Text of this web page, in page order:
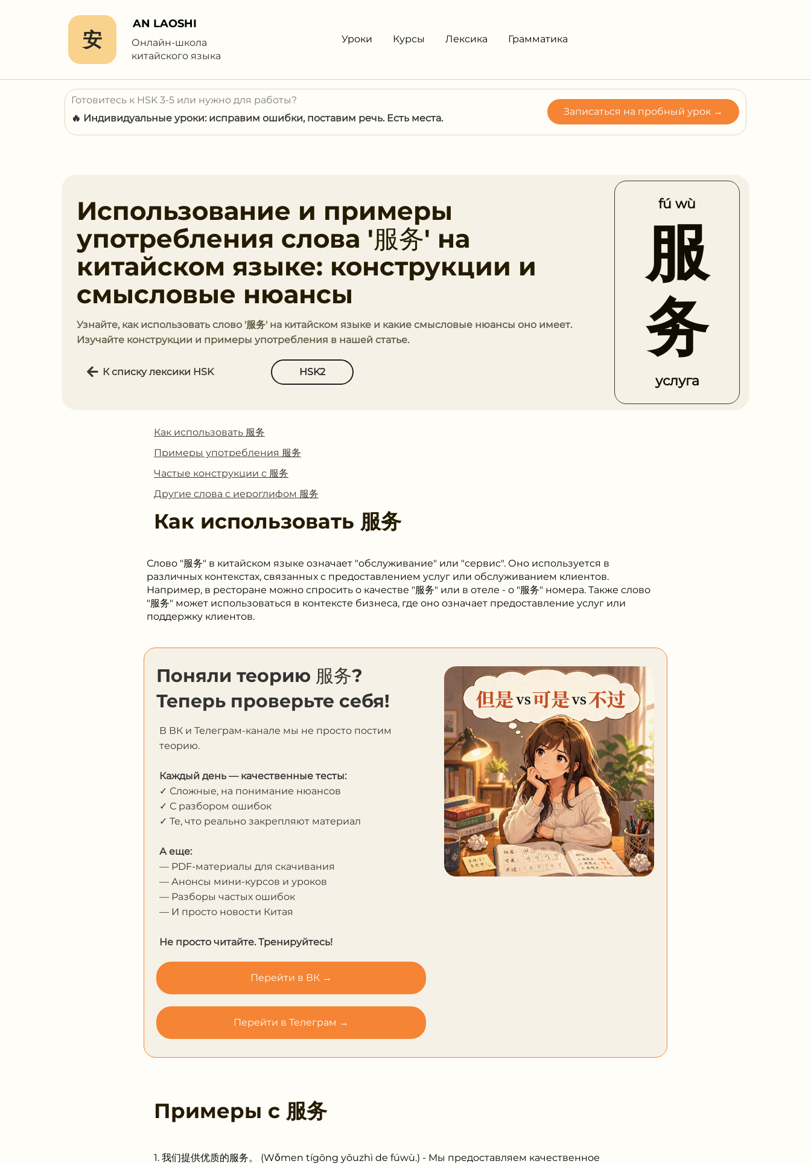
安
AN LAOSHI
Онлайн-школа
китайского языка
Уроки Курсы Лексика Грамматика
Готовитесь к HSK 3-5 или нужно для работы?
🔥 Индивидуальные уроки: исправим ошибки, поставим речь. Есть места.
Записаться на пробный урок →
Использование и примеры
употребления слова '服务' на
китайском языке: конструкции и
смысловые нюансы
Узнайте, как использовать слово '服务' на китайском языке и какие смысловые нюансы оно имеет.
Изучайте конструкции и примеры употребления в нашей статье.
К списку лексики HSK HSK2
fú wù
服
务
услуга
Как использовать 服务
Примеры употребления 服务
Частые конструкции с 服务
Другие слова с иероглифом 服务
Как использовать 服务
Слово "服务" в китайском языке означает "обслуживание" или "сервис". Оно используется в
различных контекстах, связанных с предоставлением услуг или обслуживанием клиентов.
Например, в ресторане можно спросить о качестве "服务" или в отеле - о "服务" номера. Также слово
"服务" может использоваться в контексте бизнеса, где оно означает предоставление услуг или
поддержку клиентов.
Поняли теорию 服务?
Теперь проверьте себя!
В ВК и Телеграм-канале мы не просто постим
теорию.
Каждый день — качественные тесты:
✓ Сложные, на понимание нюансов
✓ С разбором ошибок
✓ Те, что реально закрепляют материал
А еще:
— PDF-материалы для скачивания
— Анонсы мини-курсов и уроков
— Разборы частых ошибок
— И просто новости Китая
Не просто читайте. Тренируйтесь!
Перейти в ВК →
Перейти в Телеграм →
Примеры с 服务
我们提供优质的服务。 (Wǒmen tígōng yōuzhì de fúwù.) - Мы предоставляем качественное